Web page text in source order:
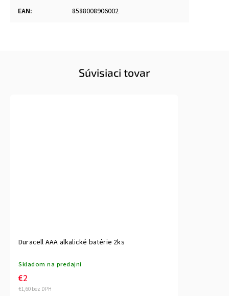
EAN: 8588008906002
Súvisiaci tovar
Duracell AAA alkalické batérie 2ks
Skladom na predajni
€1,60 bez DPH
€2